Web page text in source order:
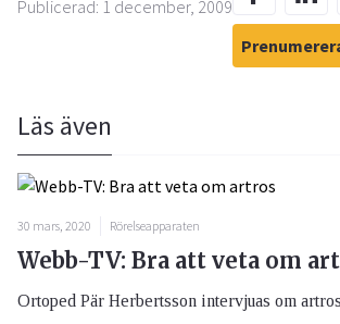
Publicerad: 1 december, 2009
Läs även
30 mars, 2020 Rörelseapparaten
Webb-TV: Bra att veta om
Ortoped Pär Herbertsson intervjuas om